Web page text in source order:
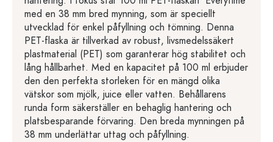
med en 38 mm bred mynning, som är speciellt
utvecklad för enkel påfyllning och tömning. Denna
PET-flaska är tillverkad av robust, livsmedelssäkert
plastmaterial (PET) som garanterar hög stabilitet och
lång hållbarhet. Med en kapacitet på 100 ml erbjuder
den den perfekta storleken för en mängd olika
vätskor som mjölk, juice eller vatten. Behållarens
runda form säkerställer en behaglig hantering och
platsbesparande förvaring. Den breda mynningen på
38 mm underlättar uttag och påfyllning.